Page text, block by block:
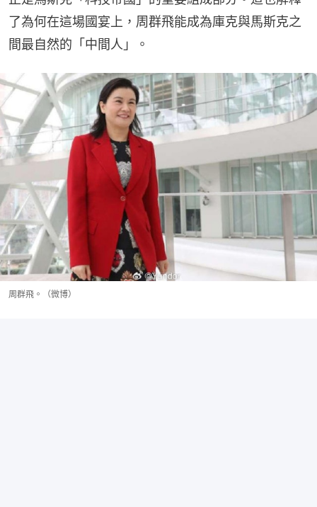
了為何在這場國宴上，周群飛能成為庫克與馬斯克之
間最自然的「中間人」。
周群飛。（微博）